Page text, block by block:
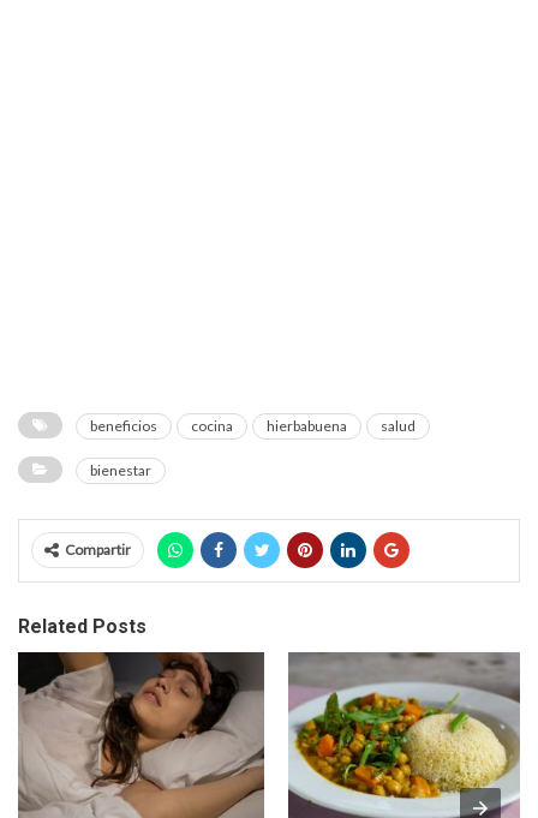
beneficios cocina hierbabuena salud
bienestar
Compartir
Related Posts